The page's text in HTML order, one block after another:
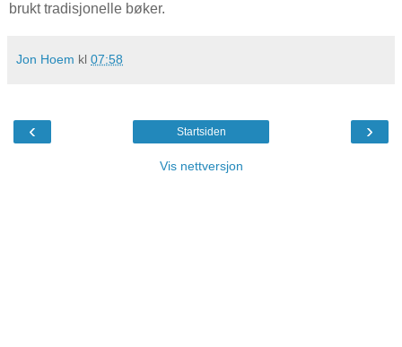
brukt tradisjonelle bøker.
Jon Hoem kl 07:58
‹ ›
Startsiden
Vis nettversjon